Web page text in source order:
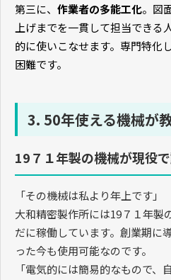
第三に、 作業者の多能工化。図
上げまでを一貫して担当できる
的に使いこなせます。専門特化
困難です。
3. 50年使える機械が
19７１年製の機械が現役
「その機械は私より年上です」
大和精密製作所には19７１年製
だに稼働しています。創業期に
った今も使用可能なのです。
「電気的には簡易的なもので